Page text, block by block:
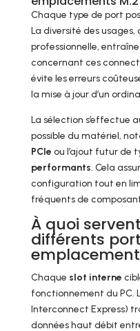
Chaque type de port
La diversité des
professionnelle,
concernant ces
évite les erreurs
la mise à jour d’un
La sélection s’effectue
possible du matériel,
PCIe ou l’ajout futur de
performants. Cela
configuration tout en
fréquents de
À quoi
différents
Chaque slot interne
fonctionnement du PC.
Interconnect Express)
données haut débit